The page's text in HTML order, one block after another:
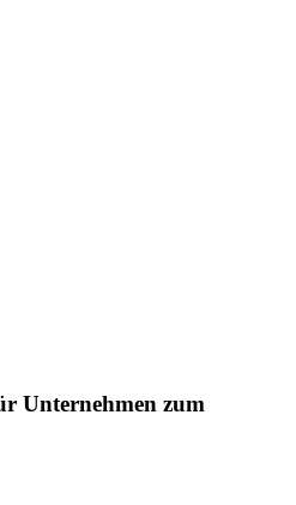
Unternehmen zum